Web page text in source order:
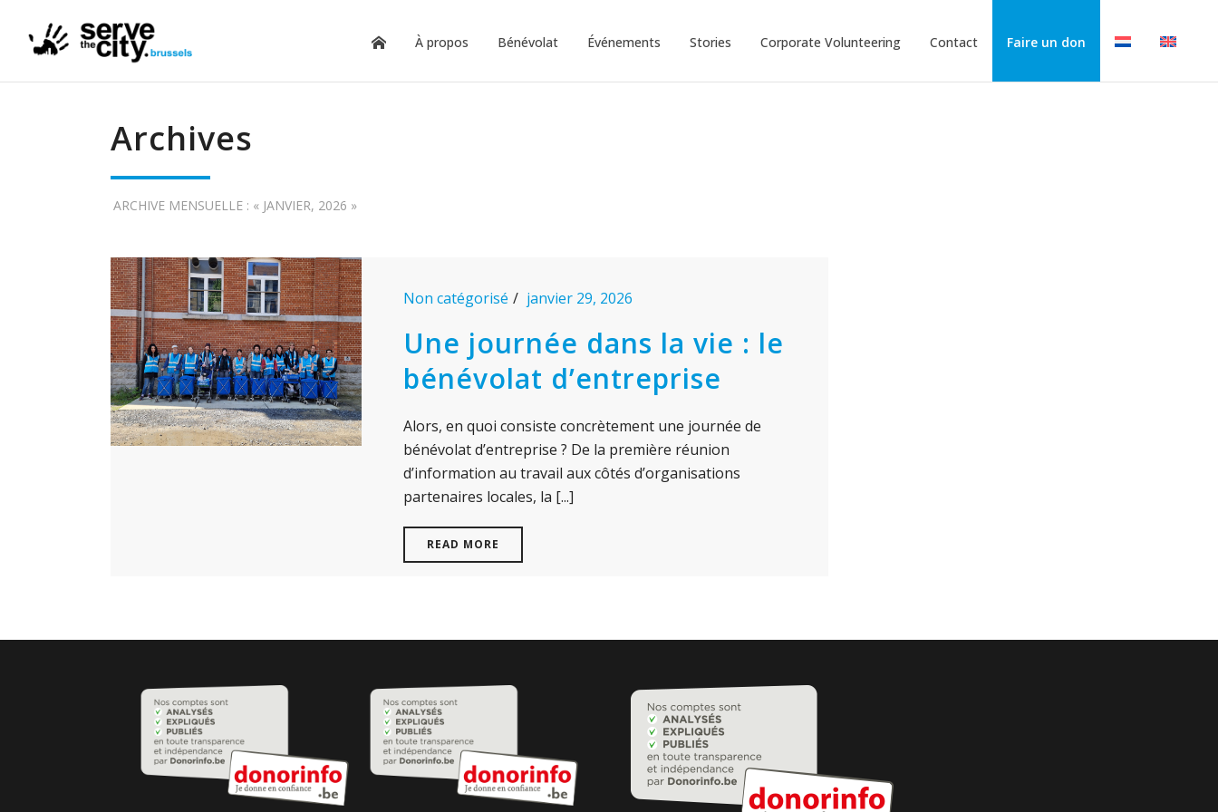
À propos Bénévolat Événements Stories Corporate Volunteering Contact Faire un don
Archives
ARCHIVE MENSUELLE : « JANVIER, 2026 »
Non catégorisé janvier 29, 2026
Une journée dans la vie : le
bénévolat d’entreprise
Alors, en quoi consiste concrètement une journée de
bénévolat d’entreprise ? De la première réunion
d’information au travail aux côtés d’organisations
partenaires locales, la [...]
READ MORE